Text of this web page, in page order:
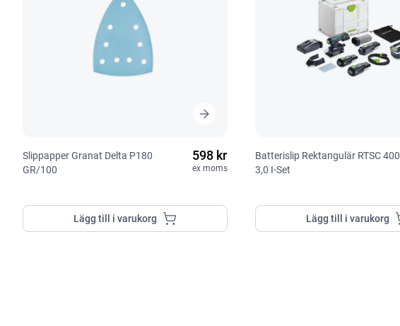
Slippapper Granat Delta P180
GR/100
598 kr
ex moms
Lägg till i varukorg
Batterislip Rektangulär RTSC 400
3,0 I-Set
Lägg till i varukorg